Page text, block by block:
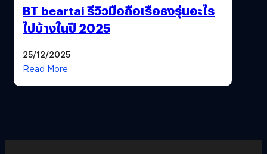
BT beartai รีวิวมือถือเรือธงรุ่นอะไร
ไปบ้างในปี 2025
25/12/2025
Read More